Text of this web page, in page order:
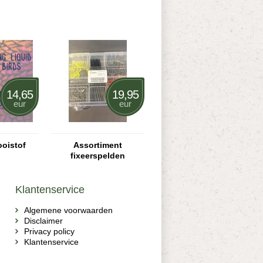
14,65
eur
19,95
eur
Assortiment
fixeerspelden
Klantenservice
Algemene voorwaarden
Disclaimer
Privacy policy
Klantenservice